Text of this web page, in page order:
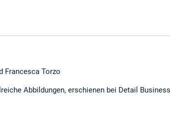
Francesca Torzo
Abbildungen, erschienen bei Detail